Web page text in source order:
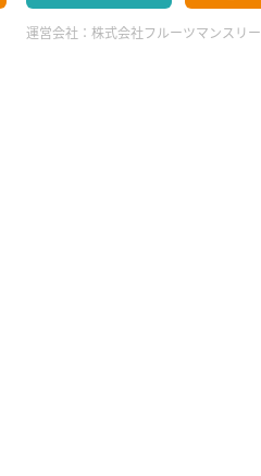
運営会社： 株式会社フルーツマンスリー